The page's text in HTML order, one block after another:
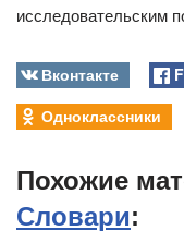
исследовательским
Вконтакте
Одноклассники
Похожие
Словари: